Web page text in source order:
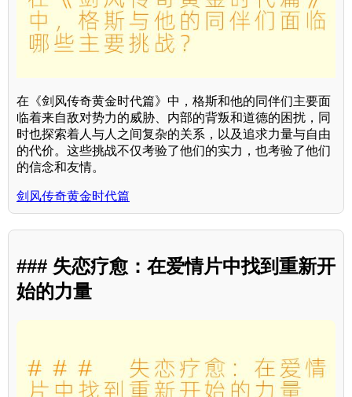
在《剑风传奇黄金时代篇》中，格斯和他的同伴们主要面
临着来自敌对势力的威胁、内部的背叛和道德的困扰，同
时也探索着人与人之间复杂的关系，以及追求力量与自由
的代价。这些挑战不仅考验了他们的实力，也考验了他们
的信念和友情。
剑风传奇黄金时代篇
### 失恋疗愈：在爱情片中找到重新开
始的力量